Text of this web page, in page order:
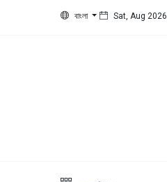
বাংলা Sat, Aug 2026